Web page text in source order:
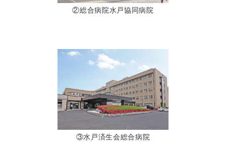
②総合病院水戸協同病院
③水戸済生会総合病院